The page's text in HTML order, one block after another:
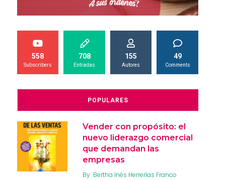
558
Subscribers
708
Entradas
155
Autores
49
Comments
POPULARES
Vender con propósito: el
nuevo liderazgo comercial
que demandan las
empresas
By Bertha Inés Herrerías Franco